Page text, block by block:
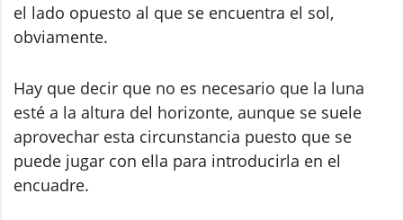
el lado opuesto al que se encuentra el sol,
obviamente.
Hay que decir que no es necesario que la luna
esté a la altura del horizonte, aunque se suele
aprovechar esta circunstancia puesto que se
puede jugar con ella para introducirla en el
encuadre.